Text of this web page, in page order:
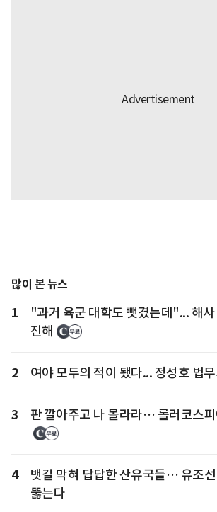
많이 본 뉴스
1
"과거 육군 대학도 뺏겼는데"... 해
진해
2 여야 모두의 적이 됐다... 정성호 법
3 판 깔아주고 나 몰라라… 롤러코스
4
뱃길 막혀 답답한 산유국들… 유조
뚫는다